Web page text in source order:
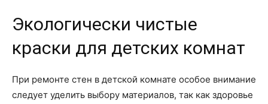
Экологически чистые
краски для детских комнат
При ремонте стен в детской комнате особое внимание
следует уделить выбору материалов, так как здоровье